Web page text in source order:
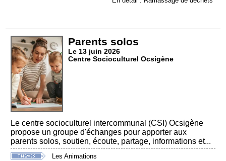
Parents solos
Le 13 juin 2026
Centre Socioculturel Ocsigène
Le centre socioculturel intercommunal (CSI) Ocsigène
propose un groupe d'échanges pour apporter aux
parents solos, soutien, écoute, partage, informations et...
Les Animations